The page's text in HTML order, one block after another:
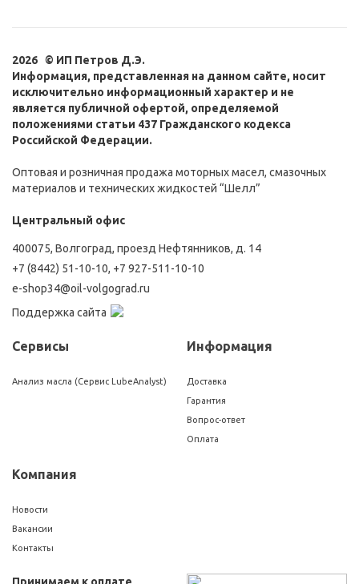
2026 © ИП Петров Д.Э.
Информация, представленная на данном сайте, носит
исключительно информационный характер и не
является публичной офертой, определяемой
положениями статьи 437 Гражданского кодекса
Российской Федерации.
Оптовая и розничная продажа моторных масел, смазочных
материалов и технических жидкостей “Шелл”
Центральный офис
400075, Волгоград, проезд Нефтянников, д. 14
+7 (8442) 51-10-10, +7 927-511-10-10
e-shop34@oil-volgograd.ru
Поддержка сайта
Сервисы
Анализ масла (Сервис LubeAnalyst)
Информация
Доставка
Гарантия
Вопрос-ответ
Оплата
Компания
Новости
Вакансии
Контакты